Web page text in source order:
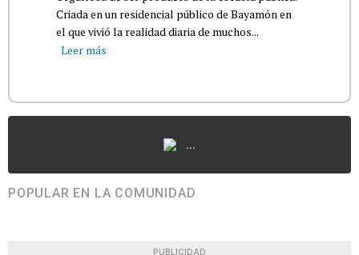
Criada en un residencial público de Bayamón en
el que vivió la realidad diaria de muchos...
Leer más
...
POPULAR EN LA COMUNIDAD
PUBLICIDAD